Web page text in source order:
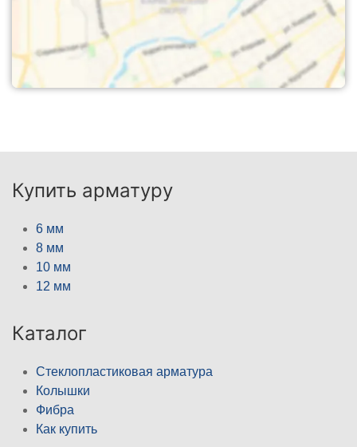
Купить арматуру
6 мм
8 мм
10 мм
12 мм
Каталог
Стеклопластиковая арматура
Колышки
Фибра
Как купить